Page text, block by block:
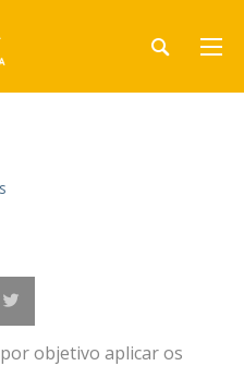
objetivo aplicar os